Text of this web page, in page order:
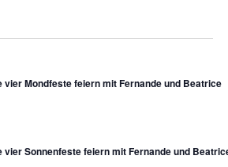
vier Mondfeste feiern mit Fernande und Beatrice
vier Sonnenfeste feiern mit Fernande und